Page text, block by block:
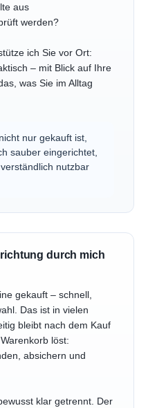
aus
werden?
ich Sie vor Ort:
– mit Blick auf Ihre
was Sie im Alltag
nur gekauft ist,
sauber eingerichtet,
nutzbar
durch mich
gekauft – schnell,
Das ist in vielen
bleibt nach dem Kauf
löst:
absichern und
klar getrennt. Der